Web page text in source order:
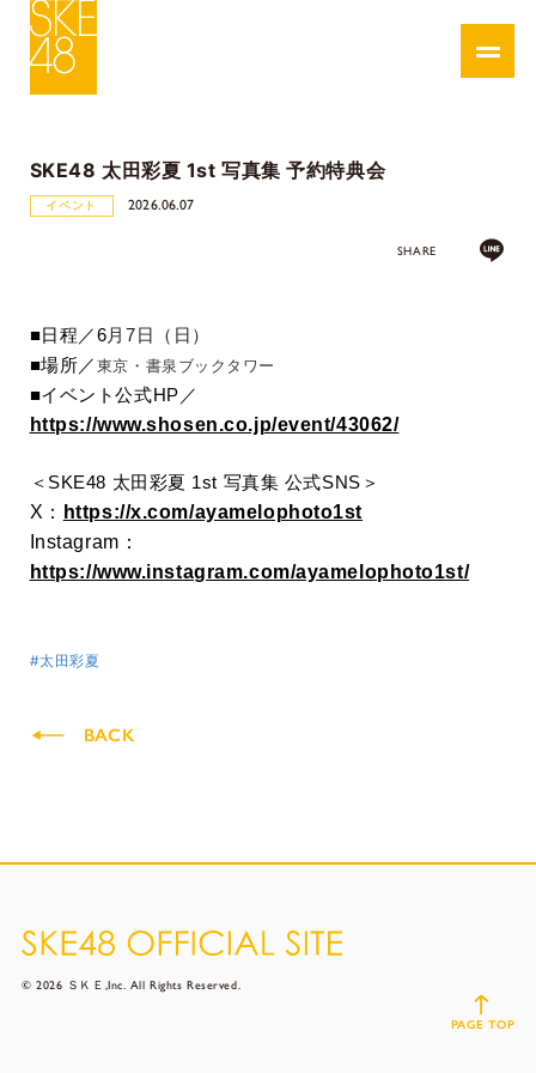
SKE48 太田彩夏 1st 写真集 予約特典会
イベント 2026.06.07
SHARE
■日程／6月7日（日）
■場所／ 東京・書泉ブックタワー
■イベント公式HP ／
https://www.shosen.co.jp/event/43062/
＜ SKE48 太田彩夏 1st 写真集 公式SNS＞
X：
https://x.com/ayamelophoto1st
Instagram：
https://www.instagram.com/ayamelophoto1st/
#太田彩夏
BACK
© 2026 ＳＫＥ,Inc. All Rights Reserved.
PAGE TOP